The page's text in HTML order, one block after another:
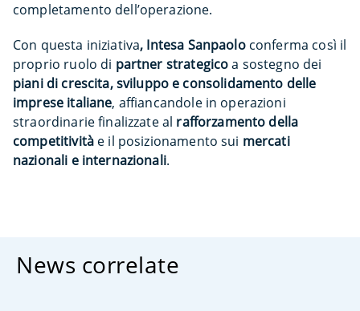
completamento dell’operazione.
Con questa iniziativa, Intesa Sanpaoloconferma così il
proprio ruolo di partner strategicoa sostegno dei
piani di crescita, sviluppo e consolidamento delle
imprese italiane, affiancandole in operazioni
straordinarie finalizzate al rafforzamento della
competitività e il posizionamento sui mercati
nazionali e internazionali.
News correlate